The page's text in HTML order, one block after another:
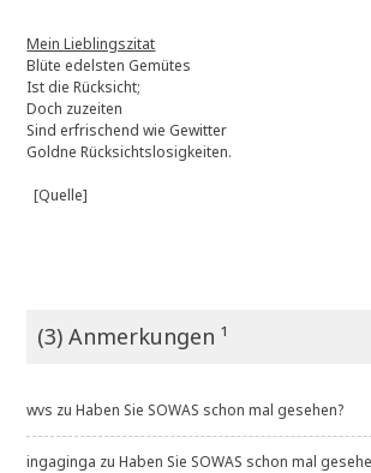
Mein Lieblingszitat
Blüte edelsten Gemütes
Ist die Rücksicht;
Doch zuzeiten
Sind erfrischend wie Gewitter
Goldne Rücksichtslosigkeiten.
[Quelle]
(3) Anmerkungen ¹
wvs zuHaben Sie SOWAS schon mal gesehen?
ingaginga zuHaben Sie SOWAS schon mal